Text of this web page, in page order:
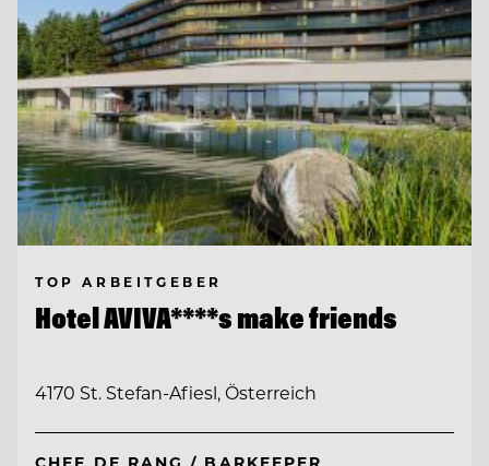
TOP ARBEITGEBER
Hotel AVIVA****s make friends
4170 St. Stefan-Afiesl, Österreich